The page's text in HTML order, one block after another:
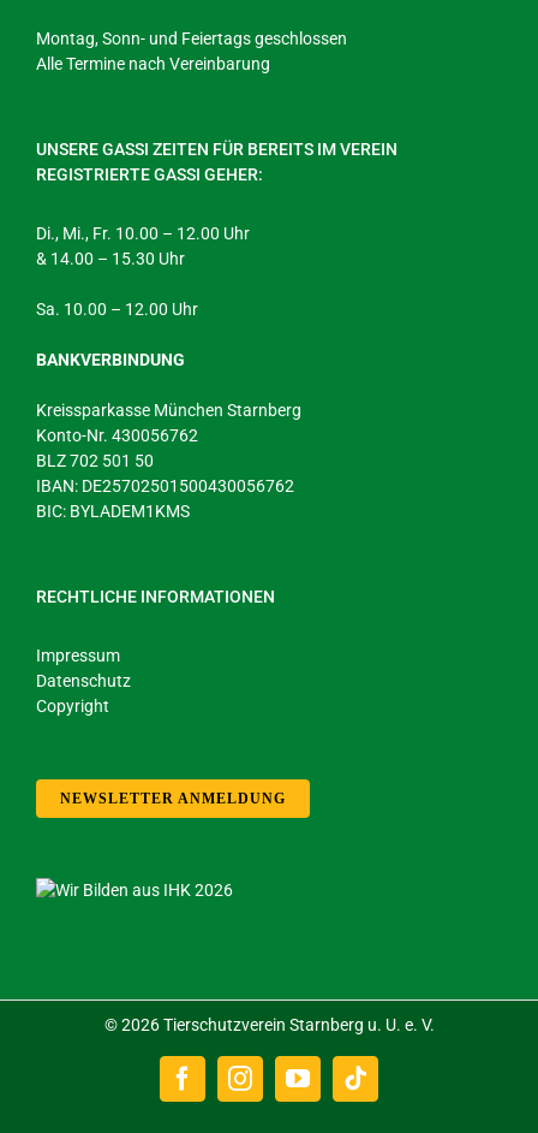
Montag, Sonn- und Feiertags geschlossen
Alle Termine nach Vereinbarung
UNSERE GASSI ZEITEN FÜR BEREITS IM VEREIN
REGISTRIERTE GASSI GEHER:
Di., Mi., Fr. 10.00 – 12.00 Uhr
& 14.00 – 15.30 Uhr
Sa. 10.00 – 12.00 Uhr
BANKVERBINDUNG
Kreissparkasse München Starnberg
Konto-Nr. 430056762
BLZ 702 501 50
IBAN: DE25702501500430056762
BIC: BYLADEM1KMS
RECHTLICHE INFORMATIONEN
Impressum
Datenschutz
Copyright
NEWSLETTER ANMELDUNG
©2026 Tierschutzverein Starnberg u. U. e. V.
FacebookInstagramYouTubeTiktok